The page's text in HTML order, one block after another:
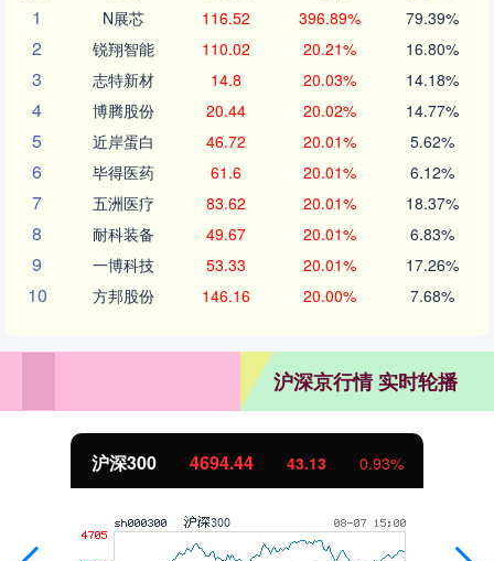
1
N展芯 116.52 396.89% 79.39%
2 锐翔智能 110.02 20.21% 16.80%
3 志特新材 14.8 20.03% 14.18%
4 博腾股份 20.44 20.02% 14.77%
5 近岸蛋白 46.72 20.01% 5.62%
6 毕得医药 61.6 20.01% 6.12%
7 五洲医疗 83.62 20.01% 18.37%
8 耐科装备 49.67 20.01% 6.83%
9 一博科技 53.33 20.01% 17.26%
10 方邦股份 146.16 20.00% 7.68%
沪深京行情 实时轮播
43.13 0.93%